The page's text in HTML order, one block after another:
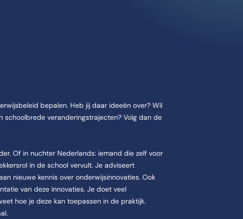
Innoveren duurt 1 jaar. De opleiding Master Leren en Innoveren
bepalen. Heb jij daar ideeën over? Wil
schoolbrede veranderingstrajecten? Volg dan de
Of in nuchter Nederlands: iemand die zelf voor
in de school vervult. Je adviseert
nieuwe kennis over onderwijsinnovaties. Ook
van deze innovaties. Je doet veel
hoe je deze kan toepassen in de praktijk.